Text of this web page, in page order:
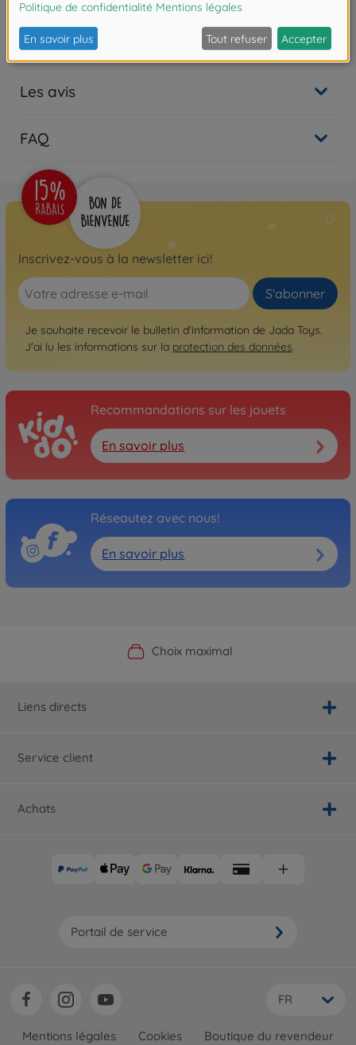
Échelle: 1:24
Les avis
FAQ
Inscrivez-vous à la newsletter ici!
S'abonner
Je souhaite recevoir le bulletin d'information de Jada Toys.
J'ai lu les informations sur la protection des données.
Recommandations sur les jouets
En savoir plus
Réseautez avec nous!
En savoir plus
Boutique officielle du fabricant
Choix maximal
Service personnalisé
Livraison rapide
Liens directs
Service client
Achats
Portail de service
FR
Mentions légales Cookies Boutique du revendeur